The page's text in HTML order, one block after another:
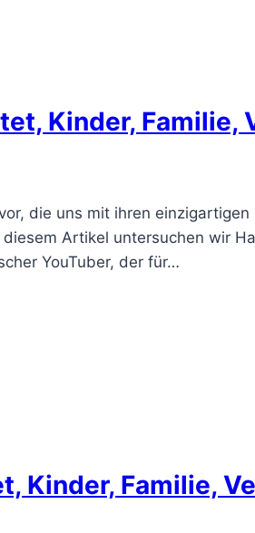
Kinder, Familie,
die uns mit ihren
Artikel untersuchen wir
YouTuber, der für…
Kinder, Familie,